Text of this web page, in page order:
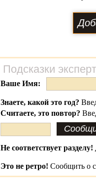
Подсказки
Ваше Имя:
Знаете, какой это год?
Считаете, это повтор?
Не соответствует разделу!
Это не ретро! Сообщить о